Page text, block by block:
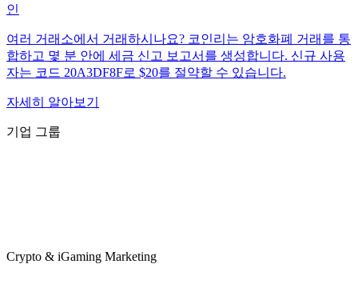
인
여러 거래소에서 거래하시나요? 코인리는 암호화폐 거래를 통
합하고 몇 분 안에 세금 신고 보고서를 생성합니다. 신규 사용
자는 코드 20A3DF8F로 $20를 절약할 수 있습니다.
자세히 알아보기
기업 그룹
Crypto & iGaming Marketing